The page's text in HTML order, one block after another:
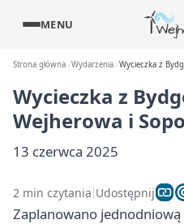
MENU
Strona główna Wydarzenia Wycieczka z
Wycieczka z
Wejherowa i
13 czerwca 2025
2 min czytania Udostępnij
Zaplanowano jednodniową